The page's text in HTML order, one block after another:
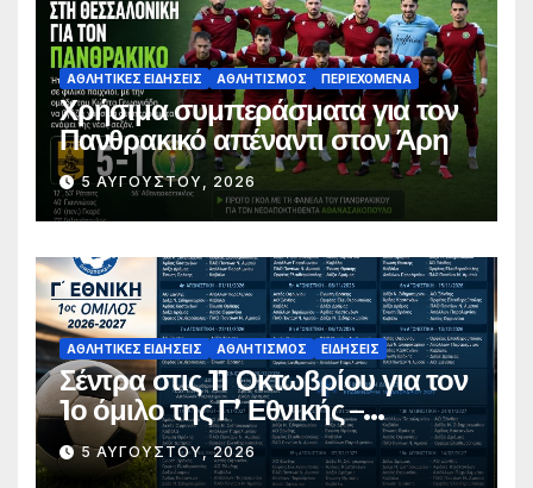
ΑΘΛΗΤΙΚΈΣ ΕΙΔΉΣΕΙΣ ΑΘΛΗΤΙΣΜΌΣ ΠΕΡΙΕΧΌΜΕΝΑ
Χρήσιμα συμπεράσματα για τον
Πανθρακικό απέναντι στον Άρη
5 ΑΥΓΟΎΣΤΟΥ, 2026
ΑΘΛΗΤΙΚΈΣ ΕΙΔΉΣΕΙΣ ΑΘΛΗΤΙΣΜΌΣ ΕΙΔΉΣΕΙΣ
Σέντρα στις 11 Οκτωβρίου για τον
1ο όμιλο της Γ’ Εθνικής –
Ανακοινώθηκε το πλήρες
πρόγραμμα
5 ΑΥΓΟΎΣΤΟΥ, 2026